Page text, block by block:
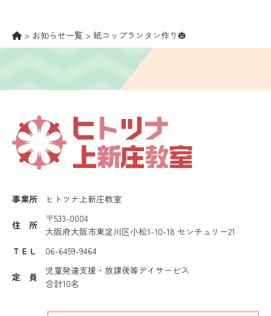
> お知らせ一覧 > 紙コップランタン作り🎃
事業所 ヒトツナ上新庄教室
住 所
〒533-0004
大阪府大阪市東淀川区小松1-10-18 センチュリー21
ＴＥＬ
06-6459-9464
定 員
児童発達支援・放課後等デイサービス
合計10名